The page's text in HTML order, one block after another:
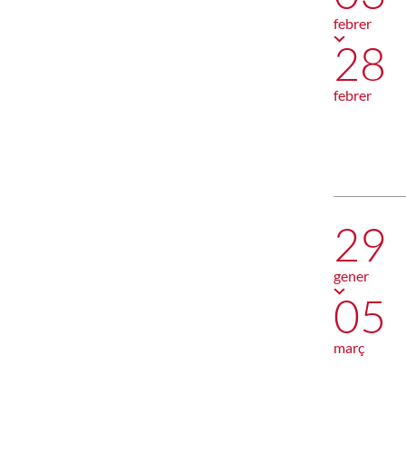
febrer
28
febrer
29
gener
05
març